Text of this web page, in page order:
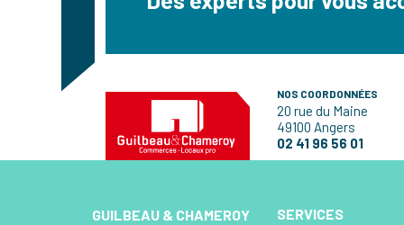
NOS COORDONNÉES
20 rue du Maine
49100 Angers
02 41 96 56 01
GUILBEAU & CHAMEROY SERVICES